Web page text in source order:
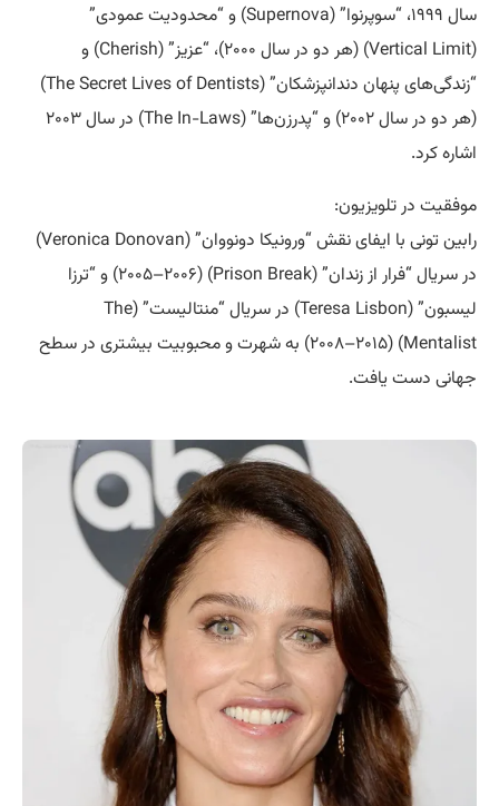
سال ۱۹۹۹، “سوپرنوا” (Supernova) و “محدودیت عمودی”
(Vertical Limit) (هر دو در سال ۲۰۰۰)، “عزیز” (Cherish) و
“زندگی‌های پنهان دندانپزشکان” (The Secret Lives of Dentists)
(هر دو در سال ۲۰۰۲) و “پدرزن‌ها” (The In-Laws) در سال ۲۰۰۳
اشاره کرد.
موفقیت در تلویزیون:
رابین تونی با ایفای نقش “ورونیکا دونووان” (Veronica Donovan)
در سریال “فرار از زندان” (Prison Break) (۲۰۰۵–۲۰۰۶) و “ترزا
لیسبون” (Teresa Lisbon) در سریال “منتالیست” (The
Mentalist) (۲۰۰۸–۲۰۱۵) به شهرت و محبوبیت بیشتری در سطح
جهانی دست یافت.